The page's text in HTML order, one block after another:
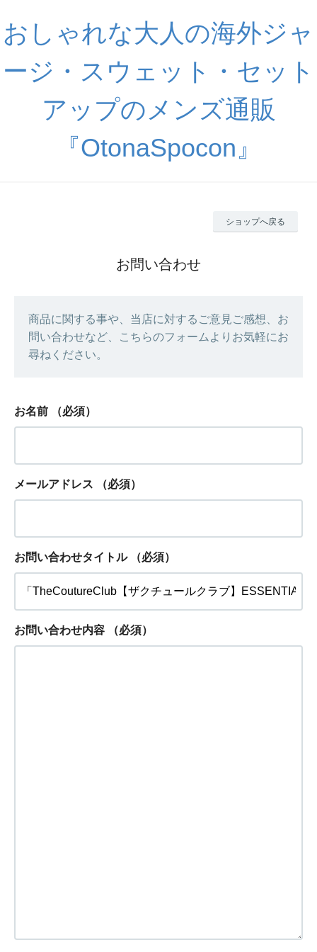
おしゃれな大人の海外ジャ
ージ・スウェット・セット
アップのメンズ通販
『OtonaSpocon』
ショップへ戻る
お問い合わせ
商品に関する事や、当店に対するご意見ご感想、お
問い合わせなど、こちらのフォームよりお気軽にお
尋ねください。
お名前 （必須）
メールアドレス （必須）
お問い合わせタイトル （必須）
お問い合わせ内容 （必須）